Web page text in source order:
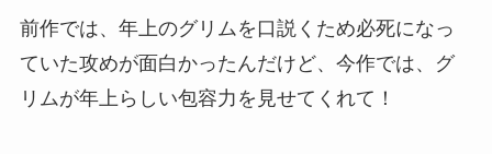
前作では、年上のグリムを口説くため必死になっ
ていた攻めが面白かったんだけど、今作では、グ
リムが年上らしい包容力を見せてくれて！